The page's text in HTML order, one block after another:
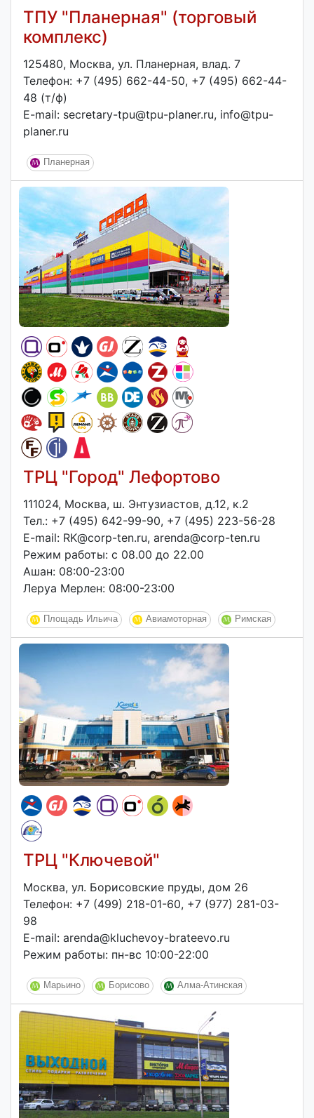
ТПУ "Планерная" (торговый
комплекс)
125480, Москва, ул. Планерная, влад. 7
Телефон: +7 (495) 662-44-50, +7 (495) 662-44-
48 (т/ф)
E-mail: secretary-tpu@tpu-planer.ru, info@tpu-
planer.ru
Планерная
ТРЦ "Город" Лефортово
111024, Москва, ш. Энтузиастов, д.12, к.2
Тел.: +7 (495) 642-99-90, +7 (495) 223-56-28
E-mail: RK@corp-ten.ru, arenda@corp-ten.ru
Режим работы: с 08.00 до 22.00
Ашан: 08:00-23:00
Леруа Мерлен: 08:00-23:00
Площадь Ильича Авиамоторная Римская
ТРЦ "Ключевой"
Москва, ул. Борисовские пруды, дом 26
Телефон: +7 (499) 218-01-60, +7 (977) 281-03-
98
E-mail: arenda@kluchevoy-brateevo.ru
Режим работы: пн-вс 10:00-22:00
Марьино Борисово Алма-Атинская